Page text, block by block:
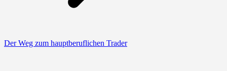
Der Weg zum hauptberuflichen Trader